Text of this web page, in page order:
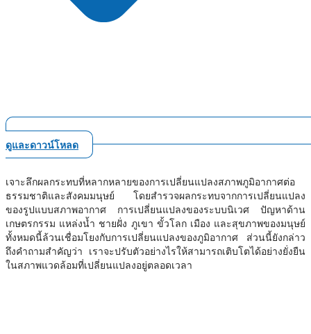
ดูและดาวน์โหลด
เจาะลึกผลกระทบที่หลากหลายของการเปลี่ยนแปลงสภาพภูมิอากาศต่อ
ธรรมชาติและสังคมมนุษย์ โดยสำรวจผลกระทบจากการเปลี่ยนแปลง
ของรูปแบบสภาพอากาศ การเปลี่ยนแปลงของระบบนิเวศ ปัญหาด้าน
เกษตรกรรม แหล่งน้ำ ชายฝั่ง ภูเขา ขั้วโลก เมือง และสุขภาพของมนุษย์
ทั้งหมดนี้ล้วนเชื่อมโยงกับการเปลี่ยนแปลงของภูมิอากาศ ส่วนนี้ยังกล่าว
ถึงคำถามสำคัญว่า เราจะปรับตัวอย่างไรให้สามารถเติบโตได้อย่างยั่งยืน
ในสภาพแวดล้อมที่เปลี่ยนแปลงอยู่ตลอดเวลา